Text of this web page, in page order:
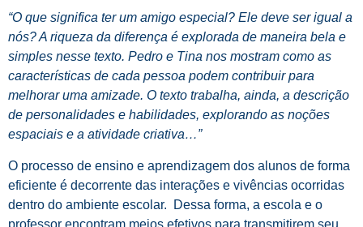
“O que significa ter um amigo especial? Ele deve ser igual a
nós? A riqueza da diferença é explorada de maneira bela e
simples nesse texto. Pedro e Tina nos mostram como as
características de cada pessoa podem contribuir para
melhorar uma amizade. O texto trabalha, ainda, a descrição
de personalidades e habilidades, explorando as noções
espaciais e a atividade criativa…”
O processo de ensino e aprendizagem dos alunos de forma
eficiente é decorrente das interações e vivências ocorridas
dentro do ambiente escolar. Dessa forma, a escola e o
professor encontram meios efetivos para transmitirem seu